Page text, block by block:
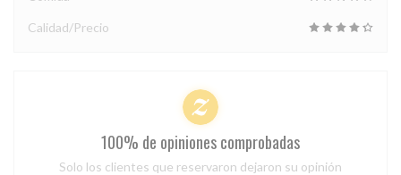
Calidad/Precio
100% de opiniones comprobadas
Solo los clientes que reservaron dejaron su opinión